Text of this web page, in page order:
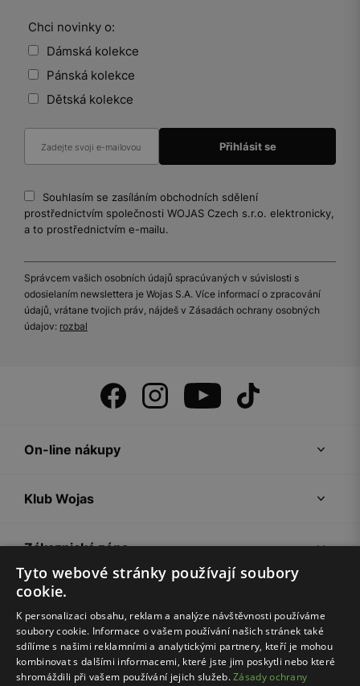
Chci novinky o:
Dámská kolekce
Pánská kolekce
Dětská kolekce
Souhlasím se zasíláním obchodních sdělení
prostřednictvím společnosti WOJAS Czech s.r.o. elektronicky,
a to prostřednictvím e-mailu.
Správcem vašich osobních údajů spracúvaných v súvislosti s
odosielaním newslettera je Wojas S.A. Více informací o zpracování
údajů, vrátane tvojich práv, nájdeš v Zásadách ochrany osobných
údajov: rozbal
On-line nákupy
Klub Wojas
Zákaznická zóna
Společnost Wojas
Rady
Tyto webové stránky používají soubory
cookie.
K personalizaci obsahu, reklam a analýze návštěvnosti používáme
soubory cookie. Informace o vašem používání našich stránek také
sdílíme s našimi reklamními a analytickými partnery, kteří je mohou
kombinovat s dalšími informacemi, které jste jim poskytli nebo které
shromáždili při vašem používání jejich služeb.Zásady ochrany